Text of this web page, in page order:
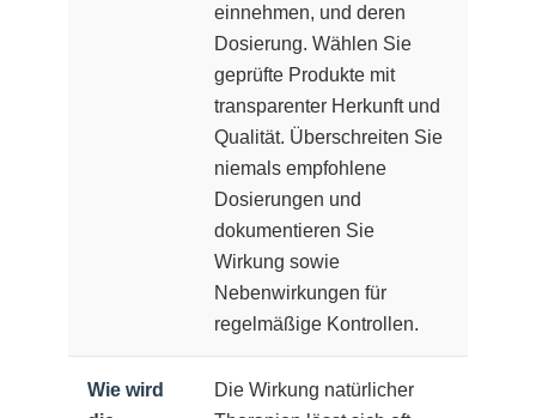
einnehmen, und deren
Dosierung. Wählen Sie
geprüfte Produkte mit
transparenter Herkunft und
Qualität. Überschreiten Sie
niemals empfohlene
Dosierungen und
dokumentieren Sie
Wirkung sowie
Nebenwirkungen für
regelmäßige Kontrollen.
Wie wird
Die Wirkung natürlicher